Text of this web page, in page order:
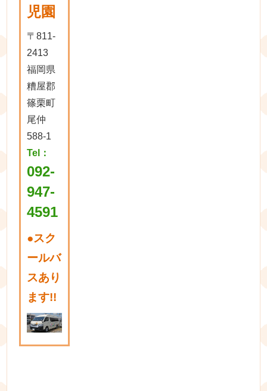
児園
〒811-
2413
福岡県
糟屋郡
篠栗町
尾仲
588-1
Tel：
092-
947-
4591
●スク
ールバ
スあり
ます!!